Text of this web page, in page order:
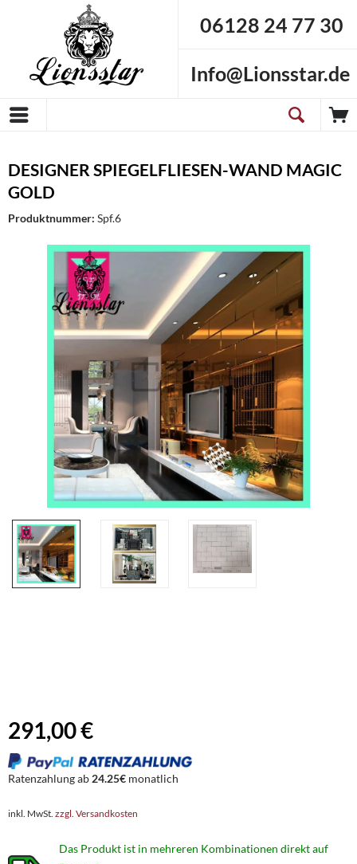
06128 24 77 30
Info@Lionsstar.de
DESIGNER SPIEGELFLIESEN-WAND MAGIC
GOLD
Produktnummer: Spf.6
291,00 €
Ratenzahlung ab 24.25€ monatlich
inkl. MwSt. zzgl. Versandkosten
Das Produkt ist in mehreren Kombinationen direkt auf